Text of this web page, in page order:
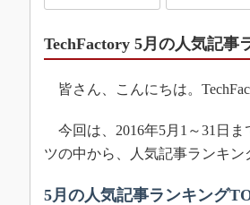
TechFactory 5月の人気記事
皆さん、こんにちは。
今回は、2016年5月1～31日ま
ツの中から、人気記事ランキン
5月の人気記事ランキング